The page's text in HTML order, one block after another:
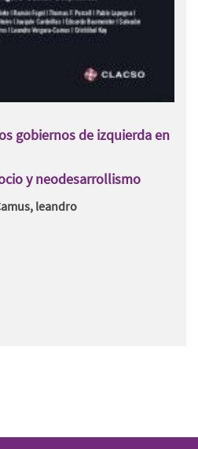
gobiernos de izquierda en
y neodesarrollismo
leandro